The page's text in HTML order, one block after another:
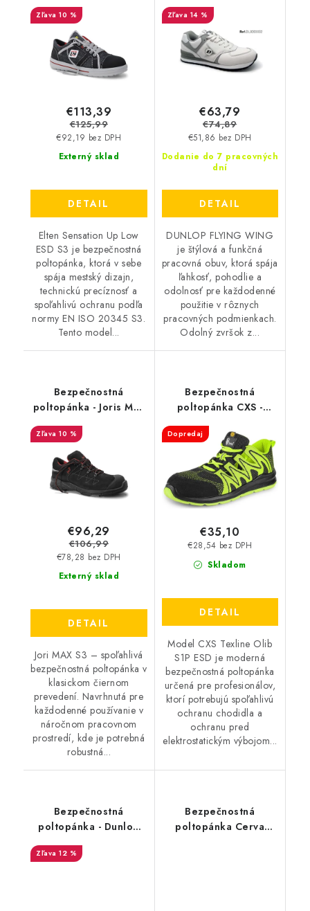
ESD - čierno - biela
35641
10 %
Externý sklad
€92,19 bez DPH
€113,39
€125,99
DETAIL
Elten Sensation Up Low
ESD S3 je bezpečnostná
poltopánka, ktorá v sebe
spája mestský dizajn,
technickú precíznosť a
spoľahlivú ochranu podľa
normy EN ISO 20345 S3.
Tento model...
14 %
Dodanie do 7 pracovných
dní
€51,86 bez DPH
€63,79
€74,89
DETAIL
DUNLOP FLYING WING
je štýlová a funkčná
pracovná obuv, ktorá spája
ľahkosť, pohodlie a
odolnosť pre každodenné
použitie v rôznych
pracovných podmienkach.
Odolný zvršok z...
Bezpečnostná
poltopánka - Joris Max
S3 - čierna 35672
10 %
Externý sklad
€78,28 bez DPH
€96,29
€106,99
DETAIL
Jori MAX S3 – spoľahlivá
bezpečnostná poltopánka v
klasickom čiernom
prevedení. Navrhnutá pre
každodenné používanie v
náročnom pracovnom
prostredí, kde je potrebná
robustná...
Bezpečnostná
poltopánka CXS -
Texline Olib S1P ESD
Dopredaj
Skladom
€28,54 bez DPH
€35,10
DETAIL
Model CXS Texline Olib
S1P ESD je moderná
bezpečnostná poltopánka
určená pre profesionálov,
ktorí potrebujú spoľahlivú
ochranu chodidla a
ochranu pred
elektrostatickým výbojom...
Bezpečnostná
poltopánka - Dunlop
S3 - čierna-červená
12 %
Bezpečnostná
poltopánka Cerva